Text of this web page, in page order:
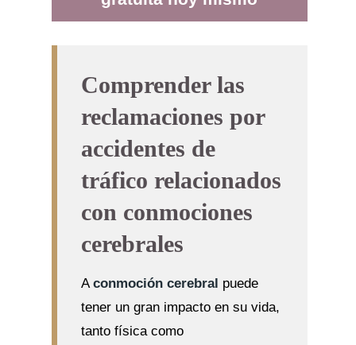
Comprender las
reclamaciones por
accidentes de
tráfico relacionados
con conmociones
cerebrales
Aconmoción cerebral puede
tener un gran impacto en su vida,
tanto física como